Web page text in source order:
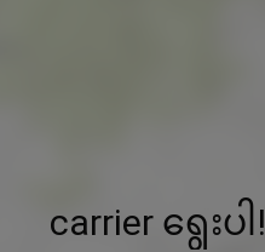
carrier ရွေးပါ!